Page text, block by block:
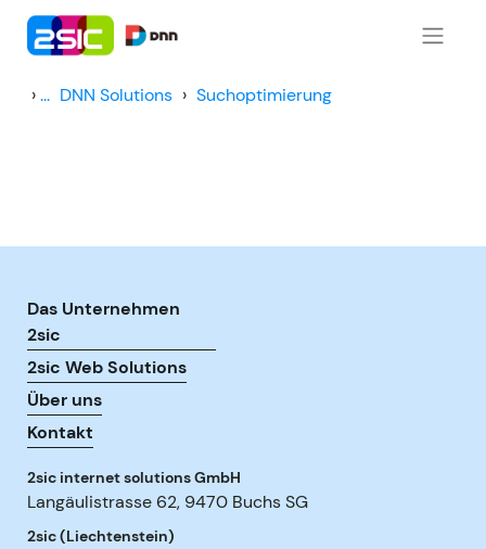
Zum Inhalt springen
›... DNN Solutions › Suchoptimierung
Das Unternehmen
2sic
2sic Web Solutions
Über uns
Kontakt
2sic internet solutions GmbH
Langäulistrasse 62, 9470 Buchs SG
2sic (Liechtenstein)